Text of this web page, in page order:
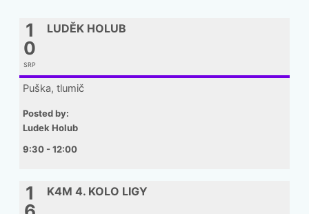
1
0
SRP
LUDĚK HOLUB
Puška, tlumič
Posted by:
Ludek Holub
9:30 - 12:00
1
K4M 4. KOLO LIGY